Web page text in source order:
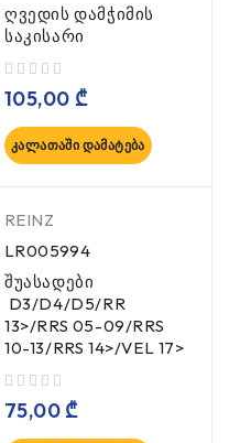
ღვედის დამჭიმის
საკისარი
105,00 ₾
ᲙᲐᲚᲐᲗᲐᲨᲘ ᲓᲐᲛᲐᲢᲔᲑᲐ
REINZ
LR005994
შუასადები
D3/D4/D5/RR
13>/RRS 05-09/RRS
10-13/RRS 14>/VEL 17>
75,00 ₾